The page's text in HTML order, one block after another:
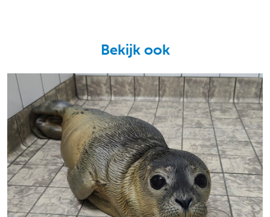
Bekijk ook